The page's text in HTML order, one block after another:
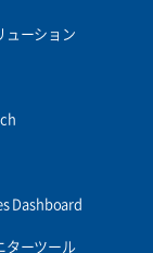
ューション
Dashboard
ターツール